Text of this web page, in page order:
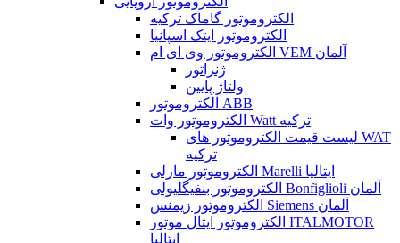
الکتروموتور گاماک ترکیه
الکتروموتور ایتک اسپانیا
الکتروموتور وی ای ام VEM آلمان
ژنراتور
ولتاژ پایین
الکتروموتور ABB
الکتروموتور وات Watt ترکیه
لیست قیمت الکتروموتور های WAT
ترکیه
الکتروموتور مارلی Marelli ایتالیا
الکتروموتور بنفیگلیولی Bonfiglioli آلمان
الکتروموتور زیمنس Siemens آلمان
الکتروموتور ایتال موتور ITALMOTOR
ایتالیا